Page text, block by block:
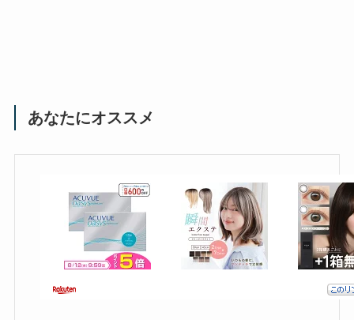
あなたにオススメ